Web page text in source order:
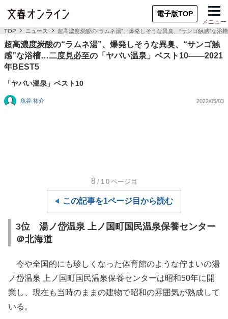
電子版TOP
メニュー
TOP ニュース 超高濃度炭酸の“ラムネ湯”、爆発しそうな異臭、“サンゴ触感”な
超高濃度炭酸の“ラムネ湯”、爆発しそうな異臭、“サンゴ触
感”な浴槽…二度見必至の「ヤバい温泉」ベスト10――2021
年BEST5
「ヤバい温泉」ベスト10
魚谷 祐介 2022/05/03
8 /10 ページ目
この記事を1ページ目から読む
3位 湯ノ岱温泉 上ノ国町国民温泉保養センター
＠北海道
今や全国的にも珍しくなった体育館のような佇まいの湯
ノ岱温泉 上ノ国町国民温泉保養センターは昭和50年に開
業し、現在も当時のままの建物で昭和の雰囲気が熟成して
いる。